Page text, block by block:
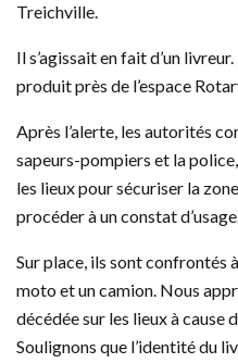
Treichville.
Il s’agissait en fait d’un
produit près de l’espace
Après l’alerte, les autorités
sapeurs-pompiers et la
les lieux pour sécuriser la
procéder à un constat
Sur place, ils sont confrontés
moto et un camion. Nous
décédée sur les lieux à cause
Soulignons que l’identité du